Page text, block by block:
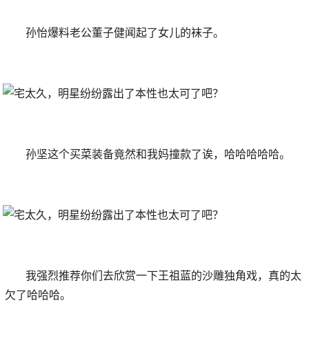
孙怡爆料老公董子健闻起了女儿的袜子。
孙坚这个买菜装备竟然和我妈撞款了诶，哈哈哈哈哈。
我强烈推荐你们去欣赏一下王祖蓝的沙雕独角戏，真的太
欠了哈哈哈。